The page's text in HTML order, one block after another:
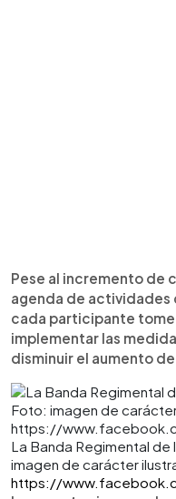
Pese al incremento de
agenda de actividades
cada participante
implementar las
disminuir el aumento
La Banda Regimental
imagen de carácter
https://